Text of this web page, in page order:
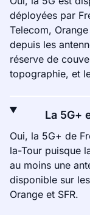
déployées par
Telecom,
depuis les
réserve de
topographie, et
La 5G+
Oui, la 5G+ de
la-Tour puisque
au moins une
disponible sur
Orange et SFR.